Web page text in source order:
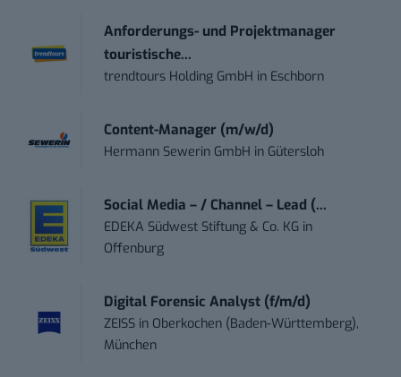
Anforderungs- und Projektmanager
touristische...
trendtours Holding GmbH in Eschborn
Content-Manager (m/w/d)
Hermann Sewerin GmbH in Gütersloh
Social Media – / Channel – Lead (...
EDEKA Südwest Stiftung & Co. KG in
Offenburg
Digital Forensic Analyst (f/m/d)
ZEISS in Oberkochen (Baden-Württemberg),
München